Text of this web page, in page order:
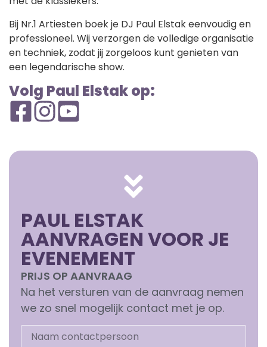
Bij Nr.1 Artiesten boek je DJ Paul Elstak eenvoudig en
professioneel. Wij verzorgen de volledige organisatie
en techniek, zodat jij zorgeloos kunt genieten van
een legendarische show.
Volg Paul Elstak op:
PAUL ELSTAK
AANVRAGEN VOOR JE
EVENEMENT
PRIJS OP AANVRAAG
Na het versturen van de aanvraag nemen
we zo snel mogelijk contact met je op.